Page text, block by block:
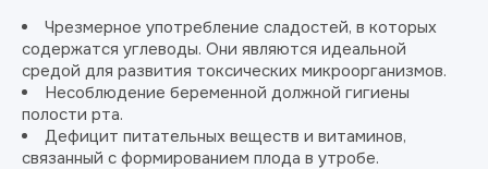
Чрезмерное употребление сладостей, в которых
содержатся углеводы. Они являются идеальной
средой для развития токсических микроорганизмов.
Несоблюдение беременной должной гигиены
полости рта.
Дефицит питательных веществ и витаминов,
связанный с формированием плода в утробе.